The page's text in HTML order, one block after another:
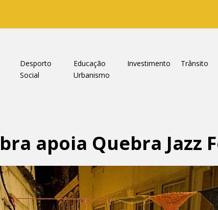
Desporto Educação Investimento
Trânsito
Social Urbanismo
apoia Quebra Jazz